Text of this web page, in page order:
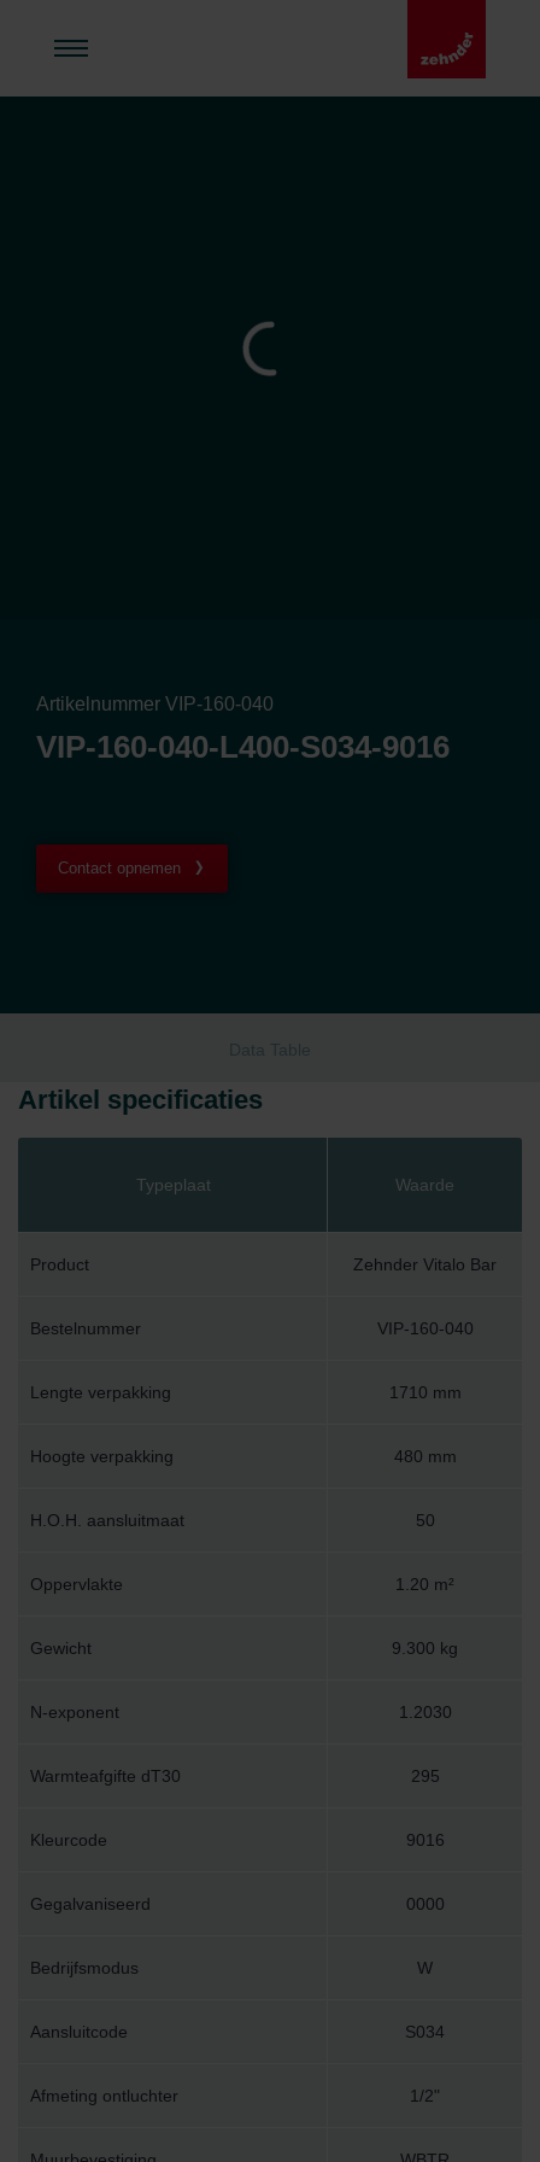
Artikelnummer VIP-160-040
VIP-160-040-L400-S034-9016
Contact opnemen
Data Table
Artikel specificaties
Typeplaat Waarde
Product Zehnder Vitalo Bar
Bestelnummer VIP-160-040
Lengte verpakking 1710 mm
Hoogte verpakking 480 mm
H.O.H. aansluitmaat 50
Oppervlakte 1.20 m²
Gewicht 9.300 kg
N-exponent 1.2030
Warmteafgifte dT30 295
Kleurcode 9016
Gegalvaniseerd 0000
Bedrijfsmodus W
Aansluitcode S034
Afmeting ontluchter 1/2"